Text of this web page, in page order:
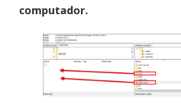
computador.